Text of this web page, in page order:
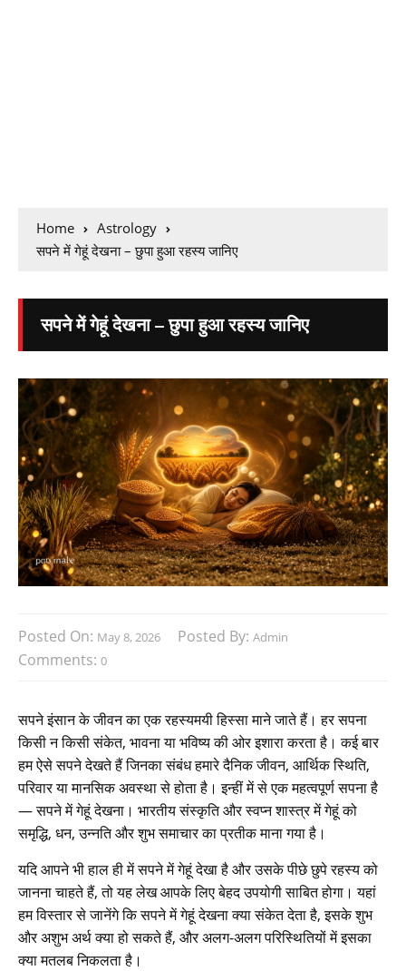
Home
Astrology
सपने में गेहूं देखना – छुपा हुआ रहस्य जानिए
सपने में गेहूं देखना – छुपा हुआ रहस्य जानिए
Posted On: May 8, 2026 Posted By: Admin
Comments: 0
सपने इंसान के जीवन का एक रहस्यमयी हिस्सा माने जाते हैं। हर सपना
किसी न किसी संकेत, भावना या भविष्य की ओर इशारा करता है। कई बार
हम ऐसे सपने देखते हैं जिनका संबंध हमारे दैनिक जीवन, आर्थिक स्थिति,
परिवार या मानसिक अवस्था से होता है। इन्हीं में से एक महत्वपूर्ण सपना है
— सपने में गेहूं देखना। भारतीय संस्कृति और स्वप्न शास्त्र में गेहूं को
समृद्धि, धन, उन्नति और शुभ समाचार का प्रतीक माना गया है।
यदि आपने भी हाल ही में सपने में गेहूं देखा है और उसके पीछे छुपे रहस्य को
जानना चाहते हैं, तो यह लेख आपके लिए बेहद उपयोगी साबित होगा। यहां
हम विस्तार से जानेंगे कि सपने में गेहूं देखना क्या संकेत देता है, इसके शुभ
और अशुभ अर्थ क्या हो सकते हैं, और अलग-अलग परिस्थितियों में इसका
क्या मतलब निकलता है।